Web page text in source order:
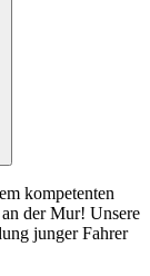
kompetenten
der Mur! Unsere
junger Fahrer